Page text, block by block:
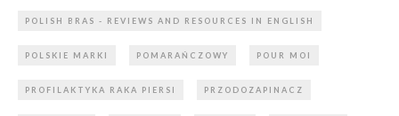
POLISH BRAS - REVIEWS AND RESOURCES IN ENGLISH
POLSKIE MARKI POMARAŃCZOWY POUR MOI
PROFILAKTYKA RAKA PIERSI PRZODOZAPINACZ